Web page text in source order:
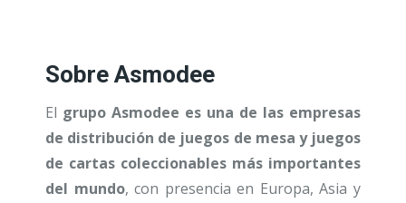
Sobre Asmodee
El grupo Asmodee es una de las empresas
de distribución de juegos de mesa y juegos
de cartas coleccionables más importantes
del mundo, con presencia en Europa, Asia y